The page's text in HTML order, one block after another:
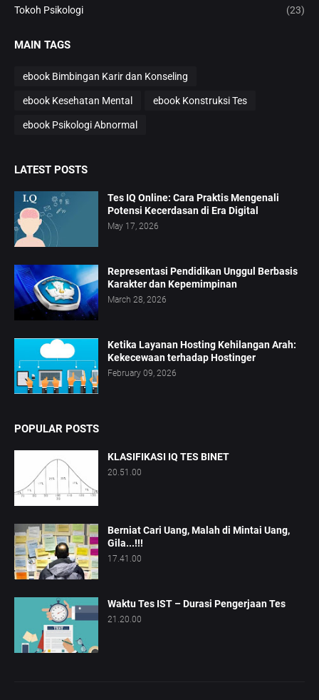
Tokoh Psikologi (23)
MAIN TAGS
ebook Bimbingan Karir dan Konseling
ebook Kesehatan Mental ebook Konstruksi Tes
ebook Psikologi Abnormal
LATEST POSTS
Tes IQ Online: Cara Praktis Mengenali
Potensi Kecerdasan di Era Digital
May 17, 2026
Representasi Pendidikan Unggul Berbasis
Karakter dan Kepemimpinan
March 28, 2026
Ketika Layanan Hosting Kehilangan Arah:
Kekecewaan terhadap Hostinger
February 09, 2026
POPULAR POSTS
KLASIFIKASI IQ TES BINET
20.51.00
Berniat Cari Uang, Malah di Mintai Uang,
Gila...!!!
17.41.00
Waktu Tes IST – Durasi Pengerjaan Tes
21.20.00